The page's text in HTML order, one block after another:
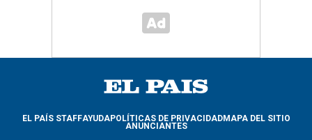
EL PAÍS STAFFAYUDAPOLÍTICAS DE PRIVACIDADMAPA DEL SITIO
ANUNCIANTES